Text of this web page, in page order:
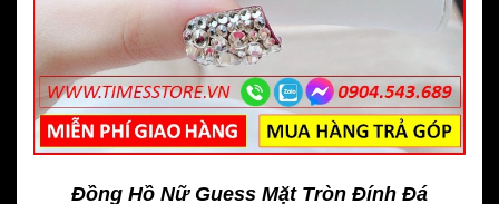
Đồng Hồ Nữ Guess Mặt Tròn Đính Đá